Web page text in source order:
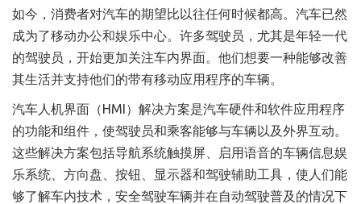
如今，消费者对汽车的期望比以往任何时候都高。汽车已然
成为了移动办公和娱乐中心。许多驾驶员，尤其是年轻一代
的驾驶员，开始更加关注车内界面。他们想要一种能够改善
其生活并支持他们的带有移动应用程序的车辆。
汽车人机界面（HMI）解决方案是汽车硬件和软件应用程序
的功能和组件，使驾驶员和乘客能够与车辆以及外界互动。
这些解决方案包括导航系统触摸屏、启用语音的车辆信息娱
乐系统、方向盘、按钮、显示器和驾驶辅助工具，使人们能
够了解车内技术，安全驾驶车辆并在自动驾驶普及的情况下